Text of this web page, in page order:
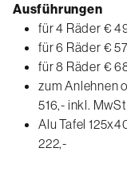
Ausführungen
für 4 Räder €
für 6 Räder €
für 8 Räder €
zum Anlehnen
516,- inkl.
Alu Tafel
222,-